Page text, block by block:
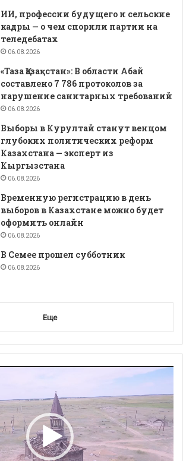
ИИ, профессии будущего и сельские
кадры — о чем спорили партии на
теледебатах
06.08.2026
«Таза Қазақстан»: В области Абай
составлено 7 786 протоколов за
нарушение санитарных требований
06.08.2026
Выборы в Курултай станут венцом
глубоких политических реформ
Казахстана — эксперт из
Кыргызстана
06.08.2026
Временную регистрацию в день
выборов в Казахстане можно будет
оформить онлайн
06.08.2026
В Семее прошел субботник
06.08.2026
Еще